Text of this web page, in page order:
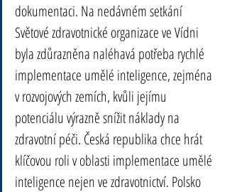
dokumentaci. Na nedávném setkání
Světové zdravotnické organizace ve Vídni
byla zdůrazněna naléhavá potřeba rychlé
implementace umělé inteligence, zejména
v rozvojových zemích, kvůli jejímu
potenciálu výrazně snížit náklady na
zdravotní péči. Česká republika chce hrát
klíčovou roli v oblasti implementace umělé
inteligence nejen ve zdravotnictví. Polsko